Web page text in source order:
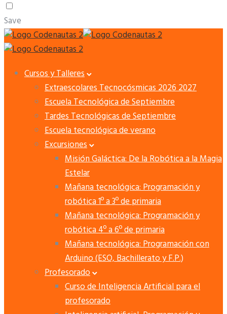
Save
Cursos y Talleres
Extraescolares Tecnocósmicas 2026 2027
Escuela Tecnológica de Septiembre
Tardes Tecnológicas de Septiembre
Escuela tecnológica de verano
Excursiones
Misión Galáctica: De la Robótica a la Magia
Estelar
Mañana tecnológica: Programación y
robótica 1º a 3º de primaria
Mañana tecnológica: Programación y
robótica 4º a 6º de primaria
Mañana tecnológica: Programación con
Arduino (ESO, Bachillerato y F.P.)
Profesorado
Curso de Inteligencia Artificial para el
profesorado